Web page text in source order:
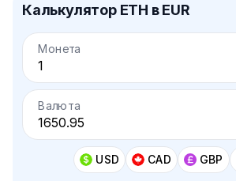
Калькулятор ETH в EUR
Монета
Валюта
USD CAD GBP